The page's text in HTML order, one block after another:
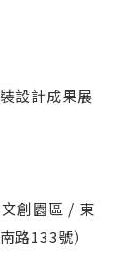
設計成果展
創園區 / 東
路133號）